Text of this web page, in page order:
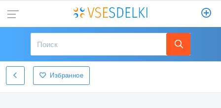
Избранное